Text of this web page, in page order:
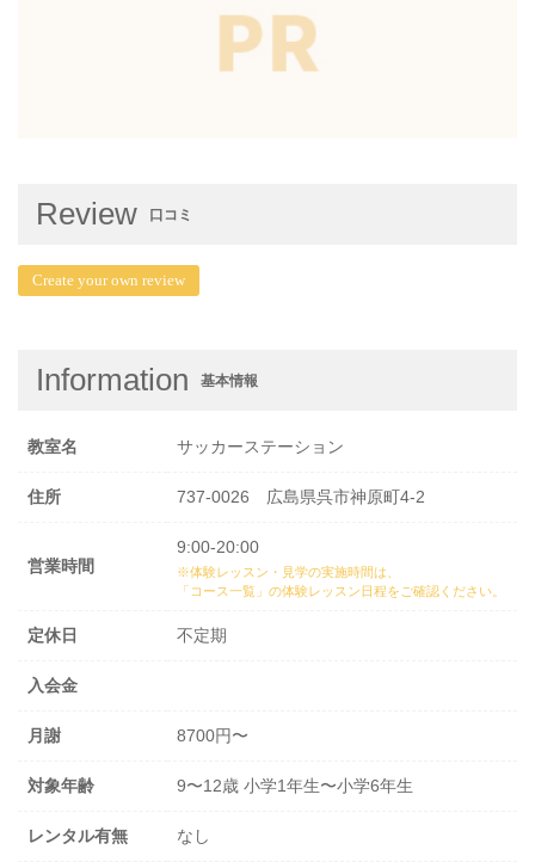
Review 口コミ
Create your own review
Information 基本情報
教室名 サッカーステーション
住所 737-0026 広島県呉市神原町4-2
営業時間
9:00-20:00
※体験レッスン・見学の実施時間は、
「コース一覧」の体験レッスン日程をご確認ください。
定休日 不定期
入会金
月謝 8700円〜
対象年齢 9〜12歳 小学1年生〜小学6年生
レンタル有無 なし